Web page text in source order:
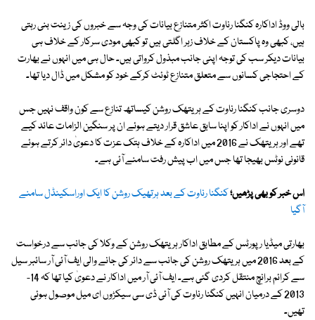
بالی ووڈ اداکارہ کنگنا رناوت اکثر متنازع بیانات کی وجہ سے خبروں کی زینت بنی رہتی
ہیں، کبھی وہ پاکستان کے خلاف زہر اگلتی ہیں تو کبھی مودی سرکار کے خلاف ہی
بیانات دیکر سب کی توجہ اپنی جانب مبذول کرواتی ہیں۔ حال ہی میں انہوں نے بھارت
کے احتجاجی کسانوں سے متعلق متنازع ٹوئٹ کرکے خود کو مشکل میں ڈال دیا تھا۔
دوسری جانب کنگنا رناوت کے ہریتھک روشن کیساتھ تنازع سے کون واقف نہیں جس
میں انہوں نے اداکار کو اپنا سابق عاشق قرار دیتے ہوئے ان پر سنگین الزامات عائد کیے
تھے اور ہریتھک نے 2016 میں اداکارہ کے خلاف ہتک عزت کا دعویٰ دائر کرتے ہوئے
قانونی نوٹس بھیجا تھا جس میں اب پیش رفت سامنے آئی ہے۔
اس خبر کو بھی پڑھیں؛کنگنا رناوت کے بعد ہرتھیک روشن کا ایک اوراسکینڈل سامنے
آگیا
بھارتی میڈیا رپورٹس کے مطابق اداکار ہریتھک روشن کے وکلا کی جانب سے درخواست
کے بعد 2016 میں ہریتھک روشن کی جانب سے دائر کی جانے والی ایف آئی آر سائبر سیل
سے کرائم برانچ منتقل کردی گئی ہے۔ ایف آئی آر میں اداکار نے دعویٰ کیا تھا کہ 14-
2013 کے درمیان انہیں کنگنا رناوت کی آئی ڈی سی سیکڑوں ای میل موصول ہوئی
تھیں۔